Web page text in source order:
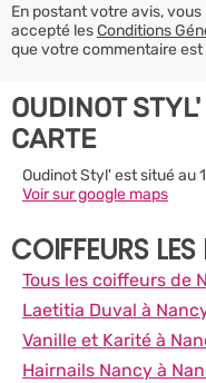
En postant votre avis,
accepté lesConditions
que votre commentaire
OUDINOT
CARTE
Oudinot Styl' est situé au
Voir sur google maps
COIFFEURS
Tous les coiffeurs de
Laetitia Duval à
Vanille et Karité à
Hairnails Nancy à